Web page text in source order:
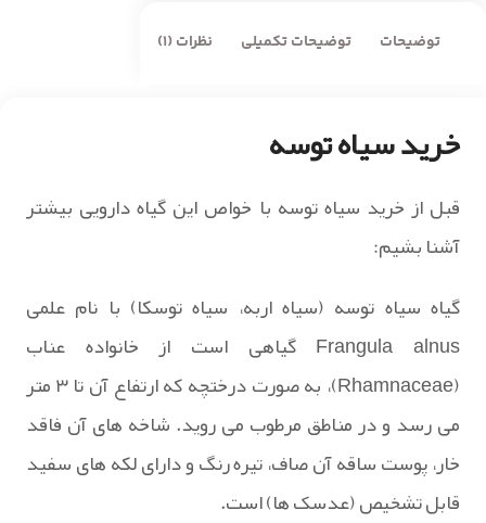
توضیحات توضیحات تکمیلی نظرات (1)
خرید سیاه توسه
قبل از خرید سیاه توسه با خواص این گیاه دارویی بیشتر
آشنا بشیم:
گیاه سیاه توسه (سیاه اربه، سیاه توسکا) با نام علمی
Frangula alnus گیاهی است از خانواده عناب
(Rhamnaceae)، به صورت درختچه که ارتفاع آن تا ۳ متر
می رسد و در مناطق مرطوب می روید. شاخه های آن فاقد
خار، پوست ساقه آن صاف، تیره رنگ و دارای لکه های سفید
قابل تشخیص (عدسک ها) است.